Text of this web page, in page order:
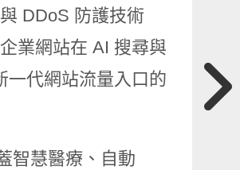
DDoS 防護技術
業網站在 AI 搜尋與
一代網站流量入口的
智慧醫療、自動